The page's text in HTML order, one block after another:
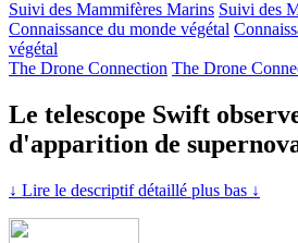
Suivi des Mammifères Marins Suivi des
Connaissance du monde végétal
végétal
The Drone Connection The Drone
Le telescope Swift
d'apparition de
↓ Lire le descriptif détaillé plus bas ↓